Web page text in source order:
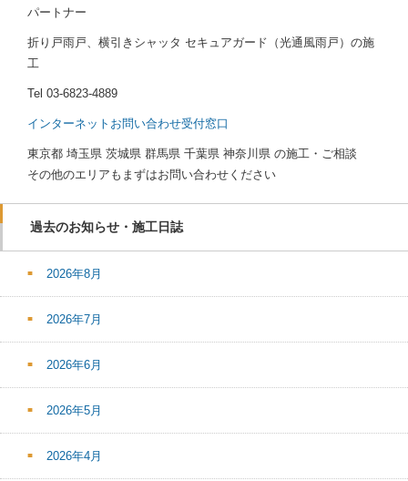
パートナー
折り戸雨戸、横引きシャッタ セキュアガード（光通風雨戸）の施
工
Tel 03-6823-4889
インターネットお問い合わせ受付窓口
東京都 埼玉県 茨城県 群馬県 千葉県 神奈川県 の施工・ご相談
その他のエリアもまずはお問い合わせください
過去のお知らせ・施工日誌
2026年8月
2026年7月
2026年6月
2026年5月
2026年4月